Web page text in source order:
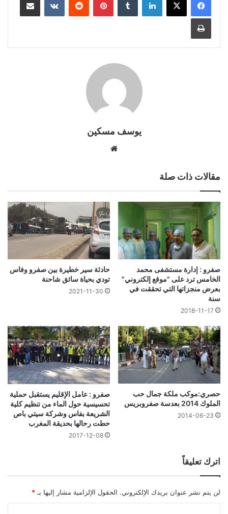
طباعة
يوسف مسكين
مقالات ذات صلة
صفرو : إدارة مستشفى محمد
الخامس ترد على "موقع إلكتروني"
بعرض منجزاتها التي تحققت في
سنة
2018-11-17
حادثة سير خطيرة بين صفرو وفاس
تودي بحياة سائق شاحنة
2021-11-30
حصري:موكب ملكة جمال حب
الملوك 2014 بعدسة صفروبريس
2014-06-23
صفرو : عامل الإقليم يستقبل حملية
تحسيسية حول الماء من تنظيم كلية
الشريعة بفاس وشركة سيتي باص
حطت رحالها بحديقة المغرب
2017-12-08
اترك تعليقاً
لن يتم نشر عنوان بريدك الإلكتروني. الحقول الإلزامية مشار إليها بـ *